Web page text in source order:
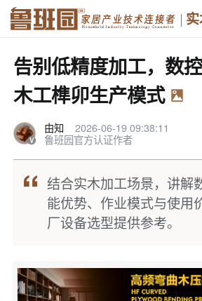
告别低精度加工，数
木工榫卯生产模式
由知
2026-06-19 09:38:11
鲁班园官方认证作者
结合实木加工场景，讲解
能优势、作业模式与使用
厂设备选型提供参考。